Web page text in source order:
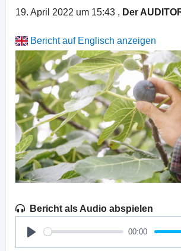
19. April 2022 um 15:43 , Der
Bericht auf Englisch anzeigen
Bericht als Audio abspielen
Play
00:00